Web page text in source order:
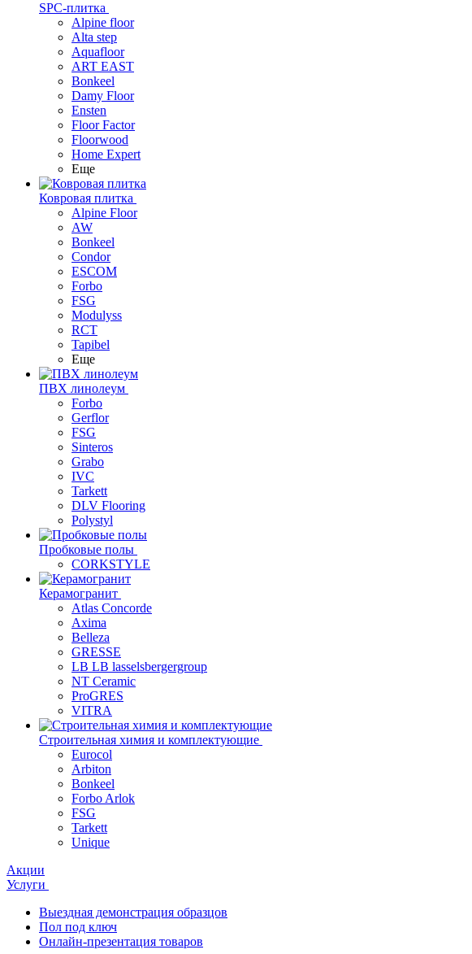
SPC-плитка
Alpine floor
Alta step
Aquafloor
ART EAST
Bonkeel
Damy Floor
Ensten
Floor Factor
Floorwood
Home Expert
Еще
Ковровая плитка
Alpine Floor
AW
Bonkeel
Condor
ESCOM
Forbo
FSG
Modulyss
RCT
Tapibel
Еще
ПВХ линолеум
Forbo
Gerflor
FSG
Sinteros
Grabo
IVC
Tarkett
DLV Flooring
Polystyl
Пробковые полы
CORKSTYLE
Керамогранит
Atlas Concorde
Axima
Belleza
GRESSE
LB LB lasselsbergergroup
NT Ceramic
ProGRES
VITRA
Строительная химия и комплектующие
Eurocol
Arbiton
Bonkeel
Forbo Arlok
FSG
Tarkett
Unique
Акции
Услуги
Выездная демонстрация образцов
Пол под ключ
Онлайн-презентация товаров